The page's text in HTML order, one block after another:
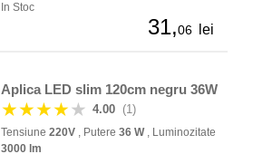
In Stoc
31,06 lei
Aplica LED slim 120cm negru 36W
★★★★★ 4.00 (1)
Tensiune 220V , Putere 36 W, Luminozitate
3000 lm